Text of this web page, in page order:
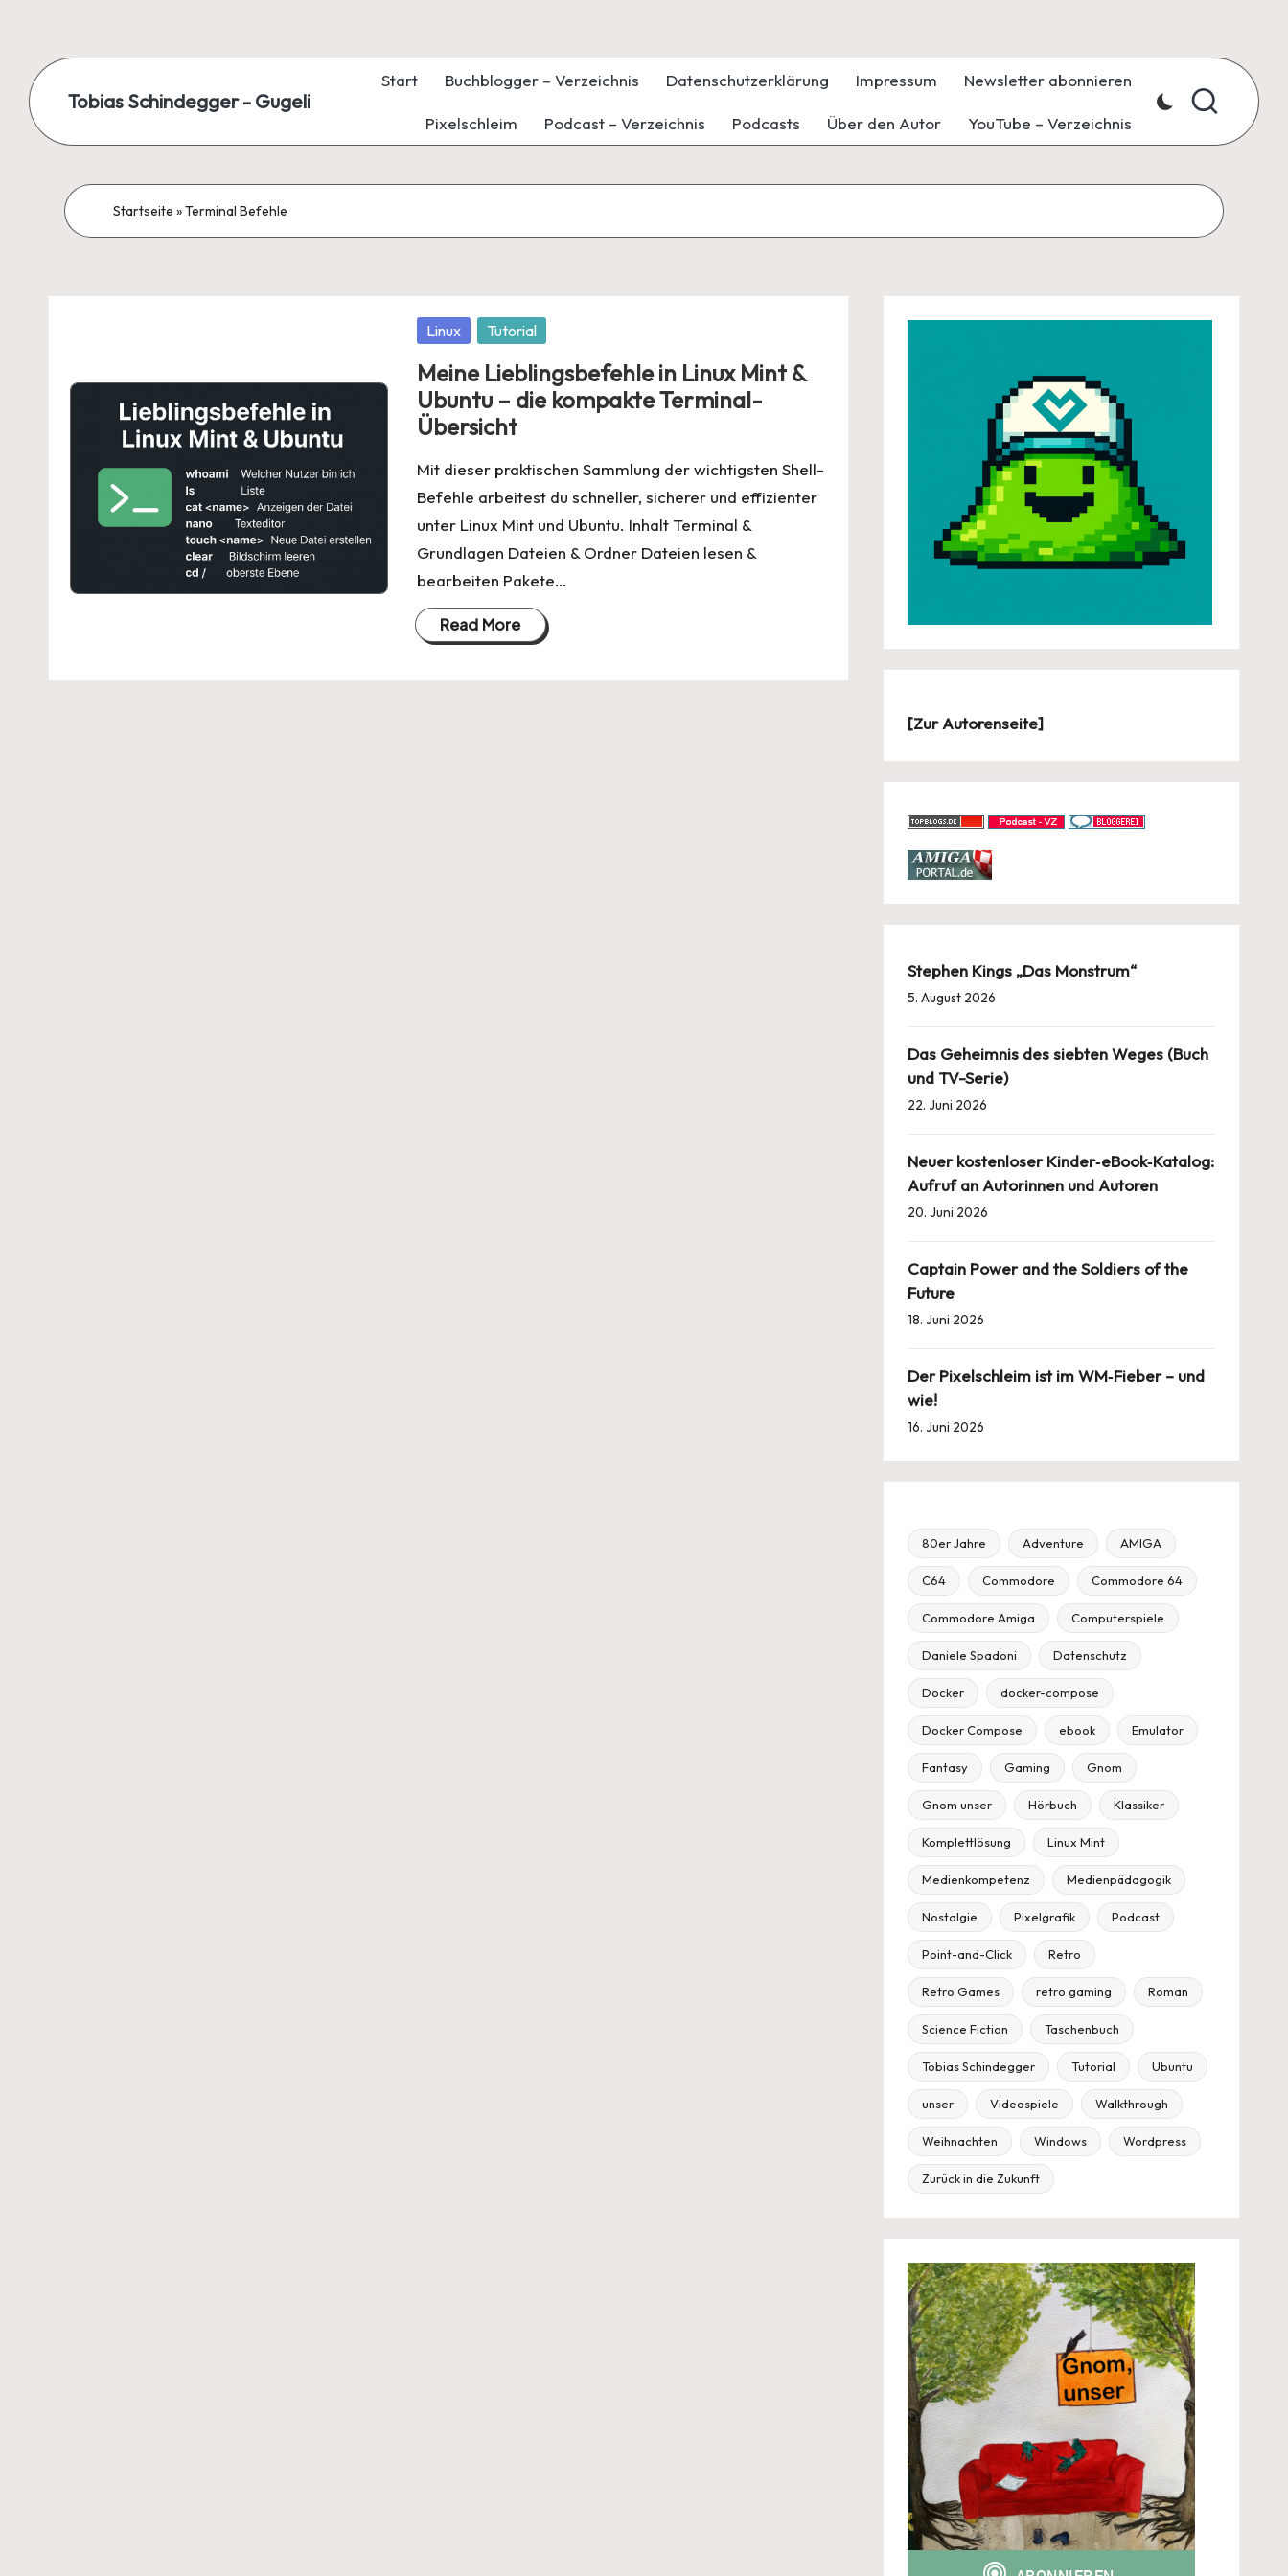
content
Tobias Schindegger - Gugeli
Start Buchblogger – Verzeichnis Datenschutzerklärung Impressum Newsletter abonnieren
Pixelschleim Podcast – Verzeichnis Podcasts Über den Autor YouTube – Verzeichnis
Startseite »Terminal Befehle
Posted
Linux Tutorial
Meine Lieblingsbefehle in Linux Mint &
Ubuntu – die kompakte Terminal-
Übersicht
Mit dieser praktischen Sammlung der wichtigsten Shell-
Befehle arbeitest du schneller, sicherer und effizienter
unter Linux Mint und Ubuntu. Inhalt Terminal &
Grundlagen Dateien & Ordner Dateien lesen &
bearbeiten Pakete…
Read More
[Zur Autorenseite]
Stephen Kings „Das Monstrum“
5. August 2026
Das Geheimnis des siebten Weges (Buch
und TV-Serie)
22. Juni 2026
Neuer kostenloser Kinder‑eBook‑Katalog:
Aufruf an Autorinnen und Autoren
20. Juni 2026
Captain Power and the Soldiers of the
Future
18. Juni 2026
Der Pixelschleim ist im WM‑Fieber – und
wie!
16. Juni 2026
80er Jahre Adventure AMIGA
C64 Commodore Commodore 64
Commodore Amiga Computerspiele
Daniele Spadoni Datenschutz
Docker docker-compose
Docker Compose ebook Emulator
Fantasy Gaming Gnom
Gnom unser Hörbuch Klassiker
Komplettlösung Linux Mint
Medienkompetenz Medienpädagogik
Nostalgie Pixelgrafik Podcast
Point-and-Click Retro
Retro Games retro gaming Roman
Science Fiction Taschenbuch
Tobias Schindegger Tutorial Ubuntu
unser Videospiele Walkthrough
Weihnachten Windows Wordpress
Zurück in die Zukunft